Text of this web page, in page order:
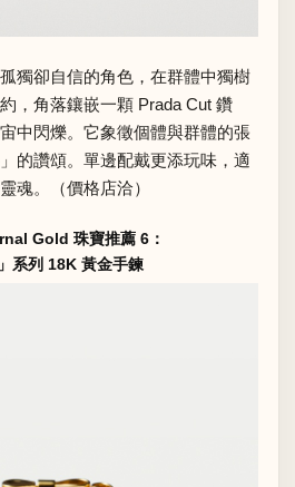
獨卻自信的角色，在群體中獨樹
，角落鑲嵌一顆 Prada Cut 鑽
中閃爍。它象徵個體與群體的張
的讚頌。單邊配戴更添玩味，適
魂。（價格店洽）
Gold 珠寶推薦 6：
系列 18K 黃金手鍊